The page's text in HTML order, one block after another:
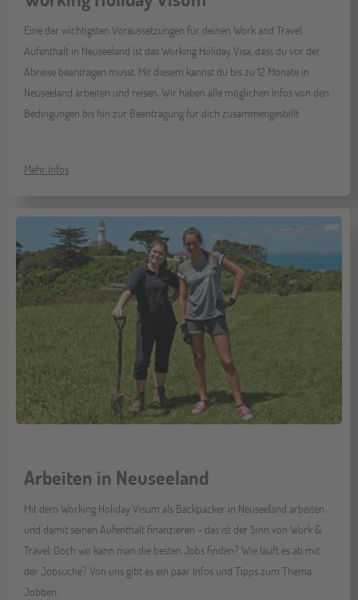
Eine der wichtigsten Voraussetzungen für deinen Work and Travel
Aufenthalt in Neuseeland ist das Working Holiday Visa, dass du vor der
Abreise beantragen musst. Mit diesem kannst du bis zu 12 Monate in
Neuseeland arbeiten und reisen. Wir haben alle möglichen Infos von den
Bedingungen bis hin zur Beantragung für dich zusammengestellt.
Mehr Infos
Arbeiten in Neuseeland
Mit dem Working Holiday Visum als Backpacker in Neuseeland arbeiten
und damit seinen Aufenthalt finanzieren - das ist der Sinn von Work &
Travel. Doch wo kann man die besten Jobs finden? Wie läuft es ab mit
der Jobsuche? Von uns gibt es ein paar Infos und Tipps zum Thema
Jobben.